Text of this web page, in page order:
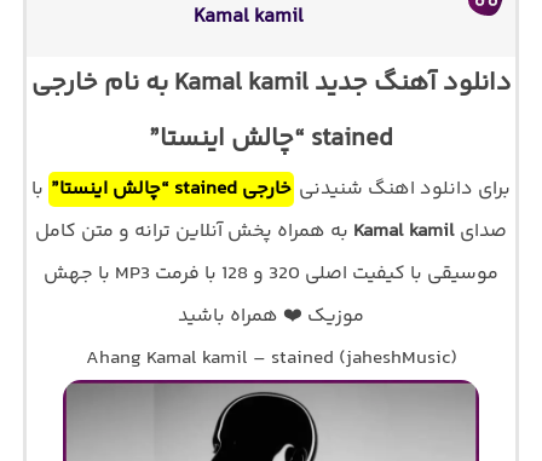
Kamal kamil
دانلود آهنگ جدید Kamal kamil به نام خارجی
stained “چالش اینستا”
برای دانلود اهنگ شنیدنی خارجی stained “چالش اینستا”
با
صدای Kamal kamil به همراه پخش آنلاین ترانه و متن کامل
موسیقی با کیفیت اصلی 320 و 128 با فرمت MP3 با جهش
موزیک ❤️ همراه باشید
Ahang Kamal kamil – stained (jaheshMusic)